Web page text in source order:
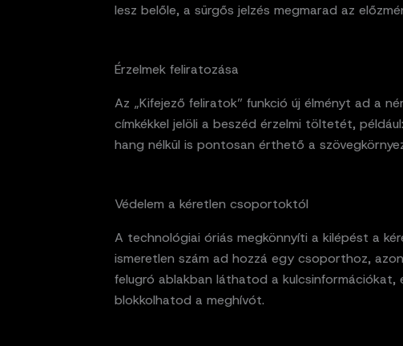
lesz belőle, a sürgős jelzés megmarad az
Érzelmek feliratozása
Az „Kifejező feliratok” funkció új élményt ad a
címkékkel jelöli a beszéd érzelmi töltetét,
hang nélkül is pontosan érthető a
Védelem a kéretlen csoportoktól
A technológiai óriás megkönnyíti a kilépést a
ismeretlen szám ad hozzá egy csoporthoz,
felugró ablakban láthatod a kulcsinformációkat,
blokkolhatod a meghívót.